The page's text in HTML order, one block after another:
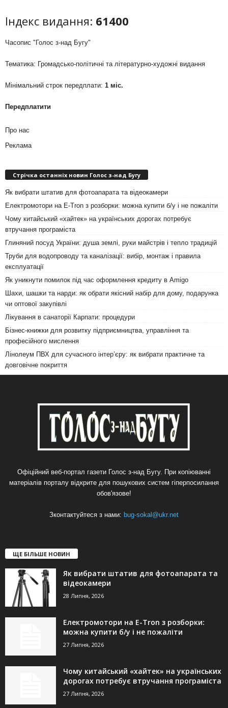
Індекс видання: 61400
Часопис "Голос з-над Бугу"
Тематика: Громадсько-політичні та літературно-художні видання
Мінімальний строк передплати: 1 міс.
Передплатити
Про нас
Реклама
Стрічка останніх новин Голос з-над Бугу
Як вибрати штатив для фотоапарата та відеокамери
Електромотори на E-Tron з розборки: можна купити б/у і не пожаліти
Чому китайський «хайтек» на українських дорогах потребує
втручання програміста
Глиняний посуд України: душа землі, руки майстрів і тепло традицій
Труби для водопроводу та каналізації: вибір, монтаж і правила
експлуатації
Як уникнути помилок під час оформлення кредиту в Amigo
Шахи, шашки та нарди: як обрати якісний набір для дому, подарунка
чи оптової закупівлі
Лікування в санаторії Карпати: процедури
Бізнес-книжки для розвитку підприємництва, управління та
професійного мислення
Лінолеум ПВХ для сучасного інтер’єру: як вибрати практичне та
довговічне покриття
Офіційний веб-портал газети Голос з-над Бугу. При копіюванні
матеріалів порталу відкрите для пошукових систем гіперпосилання
обов'язове!
Зконтактуйтеся з нами: bug-sokal@ukr.net
ЩЕ БІЛЬШЕ НОВИН
Як вибрати штатив для фотоапарата та
відеокамери
28 Липня, 2026
Електромотори на E-Tron з розборки:
можна купити б/у і не пожаліти
27 Липня, 2026
Чому китайський «хайтек» на українських
дорогах потребує втручання програміста
27 Липня, 2026